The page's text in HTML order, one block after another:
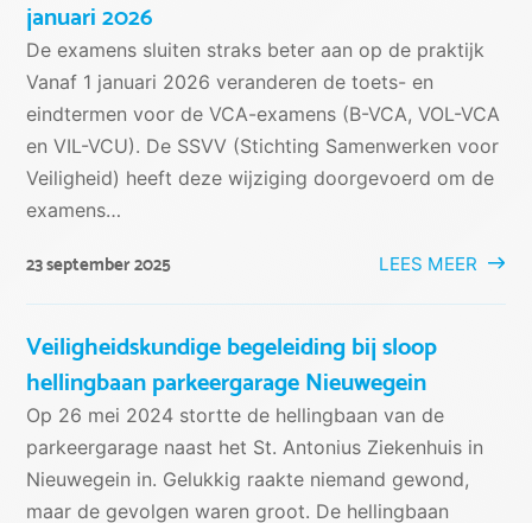
januari 2026
De examens sluiten straks beter aan op de praktijk
Vanaf 1 januari 2026 veranderen de toets- en
eindtermen voor de VCA-examens (B-VCA, VOL-VCA
en VIL-VCU). De SSVV (Stichting Samenwerken voor
Veiligheid) heeft deze wijziging doorgevoerd om de
examens…
23 september 2025 LEES MEER
Veiligheidskundige begeleiding bij sloop
hellingbaan parkeergarage Nieuwegein
Op 26 mei 2024 stortte de hellingbaan van de
parkeergarage naast het St. Antonius Ziekenhuis in
Nieuwegein in. Gelukkig raakte niemand gewond,
maar de gevolgen waren groot. De hellingbaan